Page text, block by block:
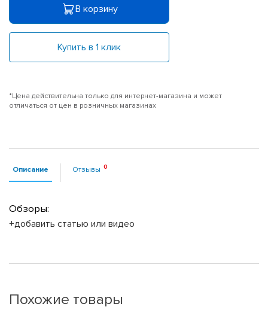
В корзину
Купить в 1 клик
*Цена действительна только для интернет-магазина и может
отличаться от цен в розничных магазинах
Описание Отзывы
Обзоры:
+добавить статью или видео
Похожие товары